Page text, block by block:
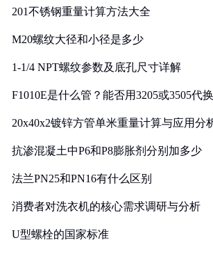
201不锈钢重量计算方法大全
M20螺纹大径和小径是多少
1-1/4 NPT螺纹参数及底孔尺寸详解
F1010E是什么管？能否用3205或3505代换
20x40x2镀锌方管单米重量计算与应用分
抗渗混凝土中P6和P8膨胀剂分别加多少
法兰PN25和PN16有什么区别
消费者对洗衣机的核心需求调研与分析
U型螺栓的国家标准